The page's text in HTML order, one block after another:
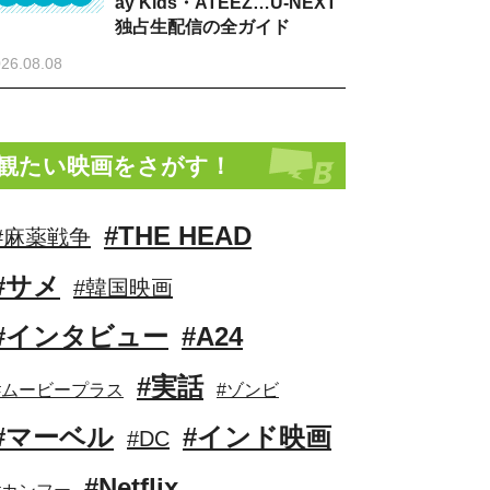
独占生配信の全ガイド
たい映画をさがす！
薬戦争 #THE HEAD
サメ
#韓国映画
インタビュー #A24
ービープラス #実話 #ゾンビ
マーベル #DC #インド映画